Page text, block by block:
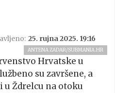
25. rujna 2025. 19:16
ANTENA ZADAR/SUBMANIA.HR
Hrvatske u
su završene, a
u Ždrelcu na otoku